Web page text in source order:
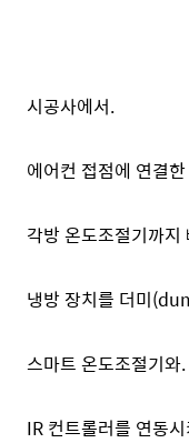
시공사에서.
에어컨 접점에 연결
각방 온도조절기까
냉방 장치를 더미
스마트 온도조절기와.
IR 컨트롤러를 연동